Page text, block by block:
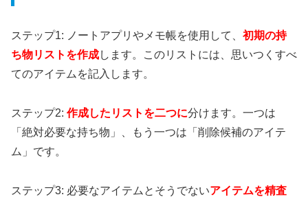
ステップ1: ノートアプリやメモ帳を使用して、 初期の持
ち物リストを作成します。このリストには、思いつくすべ
てのアイテムを記入します。
ステップ2: 作成したリストを二つに分けます。一つは
「絶対必要な持ち物」、もう一つは「削除候補のアイテ
ム」です。
ステップ3: 必要なアイテムとそうでないアイテムを精査